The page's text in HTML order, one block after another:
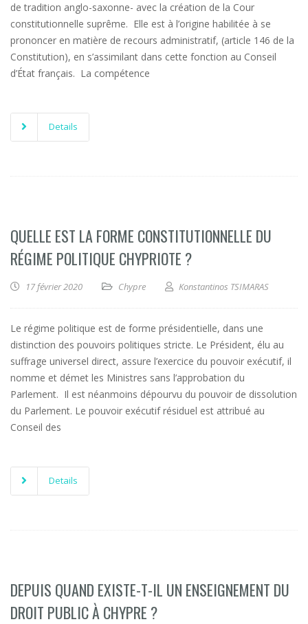
de tradition anglo-saxonne- avec la création de la Cour
constitutionnelle suprême. Elle est à l’origine habilitée à se
prononcer en matière de recours administratif, (article 146 de la
Constitution), en s’assimilant dans cette fonction au Conseil
d’État français. La compétence
Details
QUELLE EST LA FORME CONSTITUTIONNELLE DU
RÉGIME POLITIQUE CHYPRIOTE ?
17 février 2020 Chypre Konstantinos TSIMARAS
Le régime politique est de forme présidentielle, dans une
distinction des pouvoirs politiques stricte. Le Président, élu au
suffrage universel direct, assure l’exercice du pouvoir exécutif, il
nomme et démet les Ministres sans l’approbation du
Parlement. Il est néanmoins dépourvu du pouvoir de dissolution
du Parlement. Le pouvoir exécutif résiduel est attribué au
Conseil des
Details
DEPUIS QUAND EXISTE-T-IL UN ENSEIGNEMENT DU
DROIT PUBLIC À CHYPRE ?